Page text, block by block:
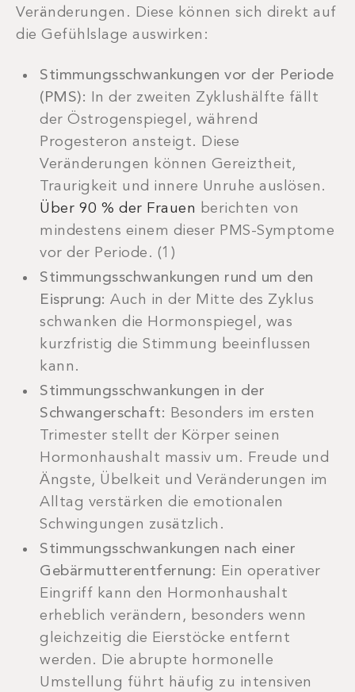
Veränderungen. Diese können sich direkt auf
die Gefühlslage auswirken:
Stimmungsschwankungen vor der Periode
(PMS): In der zweiten Zyklushälfte fällt
der Östrogenspiegel, während
Progesteron ansteigt. Diese
Veränderungen können Gereiztheit,
Traurigkeit und innere Unruhe auslösen.
Über 90 % der Frauen berichten von
mindestens einem dieser PMS-Symptome
vor der Periode. (1)
Stimmungsschwankungen rund um den
Eisprung: Auch in der Mitte des Zyklus
schwanken die Hormonspiegel, was
kurzfristig die Stimmung beeinflussen
kann.
Stimmungsschwankungen in der
Schwangerschaft: Besonders im ersten
Trimester stellt der Körper seinen
Hormonhaushalt massiv um. Freude und
Ängste, Übelkeit und Veränderungen im
Alltag verstärken die emotionalen
Schwingungen zusätzlich.
Stimmungsschwankungen nach einer
Gebärmutterentfernung: Ein operativer
Eingriff kann den Hormonhaushalt
erheblich verändern, besonders wenn
gleichzeitig die Eierstöcke entfernt
werden. Die abrupte hormonelle
Umstellung führt häufig zu intensiven